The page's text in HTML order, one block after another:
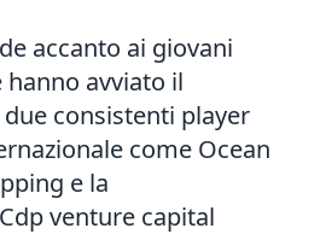
accanto ai giovani
avviato il
consistenti player
come Ocean
e la
venture capital